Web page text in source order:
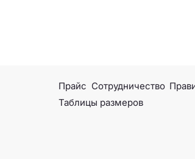
Прайс Сотрудничество
Таблицы размеров